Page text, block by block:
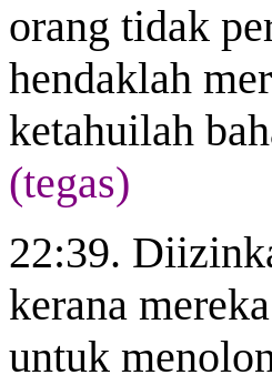
orang tidak
hendaklah
ketahuilah
(tegas)
22:39.
kerana
untuk